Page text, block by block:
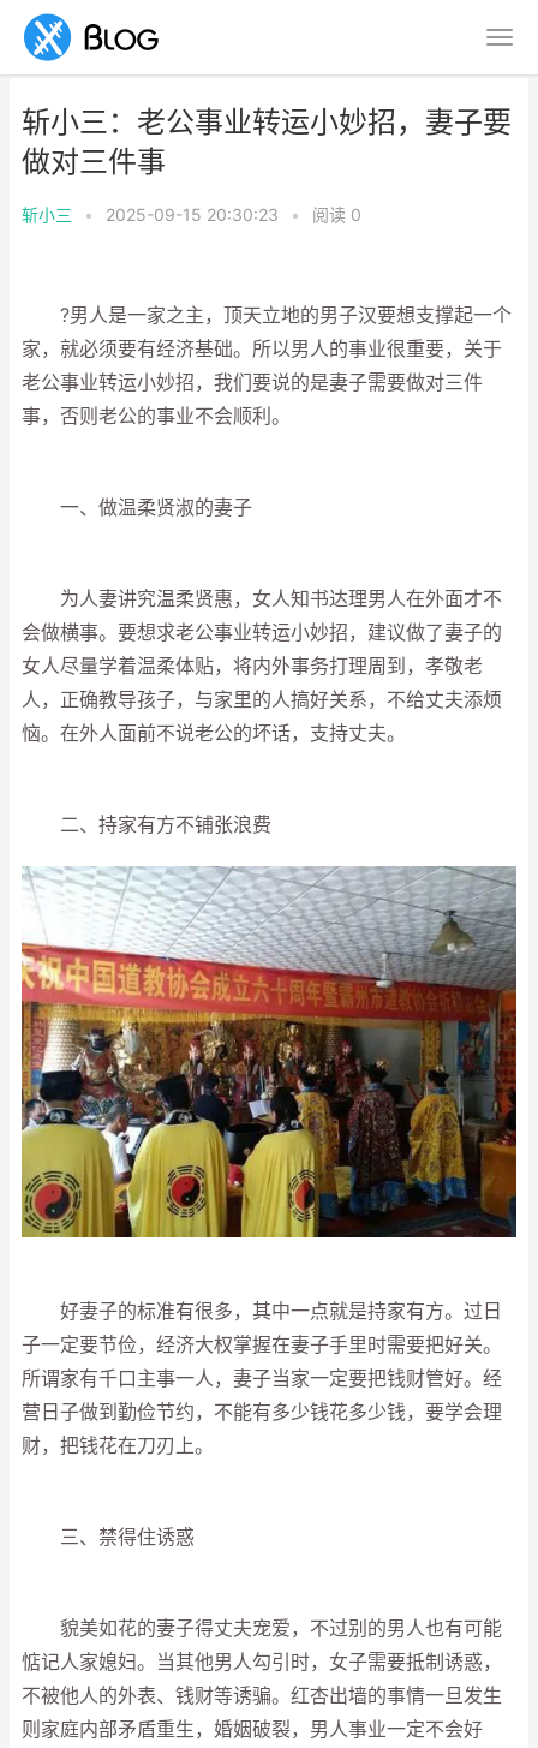
斩小三：老公事业转运小妙招，妻子要
做对三件事
斩小三 • 2025-09-15 20:30:23 • 阅读 0
?男人是一家之主，顶天立地的男子汉要想支撑起一个
家，就必须要有经济基础。所以男人的事业很重要，关于
老公事业转运小妙招，我们要说的是妻子需要做对三件
事，否则老公的事业不会顺利。
一、做温柔贤淑的妻子
为人妻讲究温柔贤惠，女人知书达理男人在外面才不
会做横事。要想求老公事业转运小妙招，建议做了妻子的
女人尽量学着温柔体贴，将内外事务打理周到，孝敬老
人，正确教导孩子，与家里的人搞好关系，不给丈夫添烦
恼。在外人面前不说老公的坏话，支持丈夫。
二、持家有方不铺张浪费
好妻子的标准有很多，其中一点就是持家有方。过日
子一定要节俭，经济大权掌握在妻子手里时需要把好关。
所谓家有千口主事一人，妻子当家一定要把钱财管好。经
营日子做到勤俭节约，不能有多少钱花多少钱，要学会理
财，把钱花在刀刃上。
三、禁得住诱惑
貌美如花的妻子得丈夫宠爱，不过别的男人也有可能
惦记人家媳妇。当其他男人勾引时，女子需要抵制诱惑，
不被他人的外表、钱财等诱骗。红杏出墙的事情一旦发生
则家庭内部矛盾重生，婚姻破裂，男人事业一定不会好